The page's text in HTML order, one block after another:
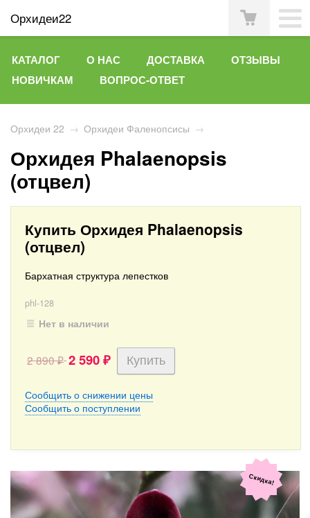
Орхидеи22
КАТАЛОГ О НАС ДОСТАВКА
ОТЗЫВЫ
НОВИЧКАМ
ВОПРОС-ОТВЕТ
Орхидеи 22 → Орхидеи Фаленопсисы →
Орхидея Phalaenopsis
(отцвел)
Купить Орхидея Phalaenopsis
(отцвел)
Бархатная структура лепестков
phl-128
Нет в наличии
2 890₽ 2 590 ₽
Сообщить о снижении цены
Сообщить о поступлении
Скидка!